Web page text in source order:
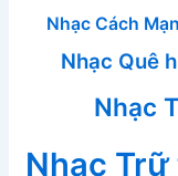
Nhạc Cách
Nhạc Quê
Nhạc
Nhạc